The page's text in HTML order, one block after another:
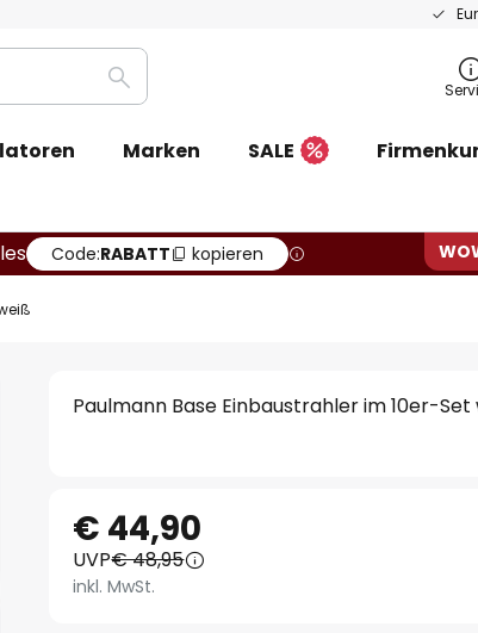
Suche
Marken SALE
Code:RABATT kopieren
Paulmann Base Einbaustrahler im 10er-Set
€ 44,90
UVP€ 48,95
inkl. MwSt.